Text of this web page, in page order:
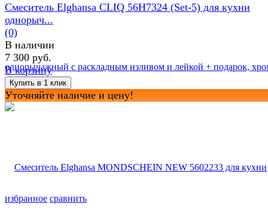
избранное сравнить
Смеситель Elghansa CLIQ 56H7324 (Set-5) для кухни
однорыч...
(0)
В наличии
7 300 руб.
В корзину
Уточняйте наличие и цену!